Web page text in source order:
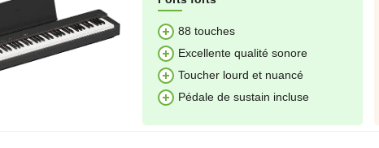
88 touches
Excellente qualité sonore
Toucher lourd et nuancé
Pédale de sustain incluse